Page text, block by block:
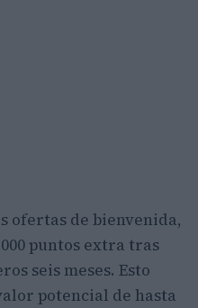
ofertas de bienvenida,
puntos extra tras
seis meses. Esto
potencial de hasta